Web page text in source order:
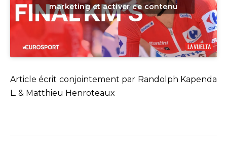
marketing et activer ce contenu
Article écrit conjointement par Randolph Kapenda
L. & Matthieu Henroteaux